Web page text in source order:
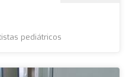
pediátricos